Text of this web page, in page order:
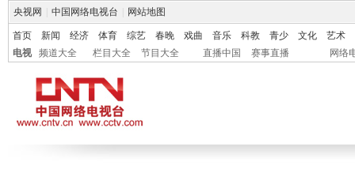
央视网 中国网络电视台 网站地图
首页 新闻 经济 体育 综艺 春晚 戏曲 音乐 科教 青少 文化
艺术
电视
频道大全 栏目大全 节目大全 直播中国 赛事直播 网络